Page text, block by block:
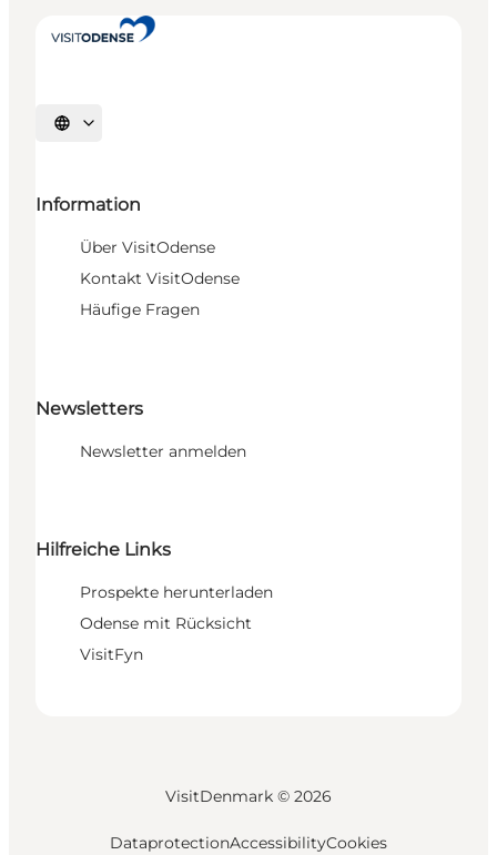
Sprache auswählen
Information
Über VisitOdense
Kontakt VisitOdense
Häufige Fragen
Newsletters
Newsletter anmelden
Hilfreiche Links
Prospekte herunterladen
Odense mit Rücksicht
VisitFyn
VisitDenmark © 2026
DataprotectionAccessibilityCookies